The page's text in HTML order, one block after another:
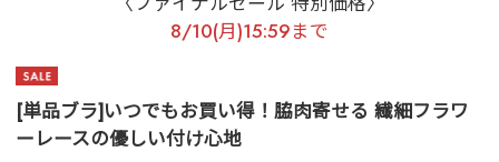
8/10(月)15:59まで
[単品ブラ]いつでもお買い得！脇肉寄せる 繊細フラワ
ーレースの優しい付け心地